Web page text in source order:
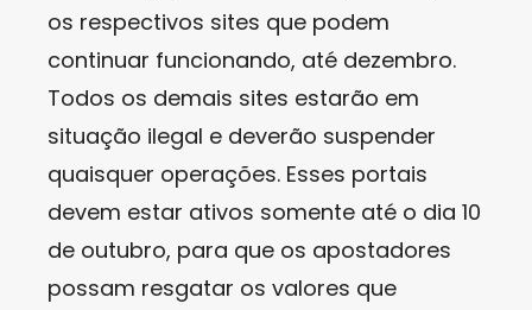
os respectivos sites que podem
continuar funcionando, até dezembro.
Todos os demais sites estarão em
situação ilegal e deverão suspender
quaisquer operações. Esses portais
devem estar ativos somente até o dia 10
de outubro, para que os apostadores
possam resgatar os valores que